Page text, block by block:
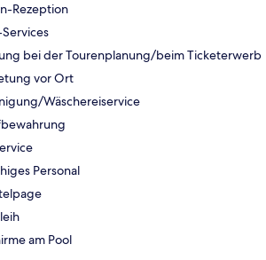
Rezeption
bei der Tourenplanung/beim Ticketerwerb
vor Ort
Wäschereiservice
Personal
am Pool